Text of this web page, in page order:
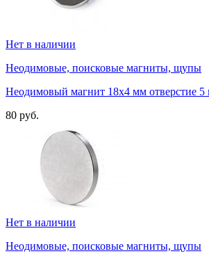
Нет в наличии
Неодимовые, поисковые магниты, щупы
Неодимовый магнит 18х4 мм отверстие 5
80 руб.
Нет в наличии
Неодимовые, поисковые магниты, щупы